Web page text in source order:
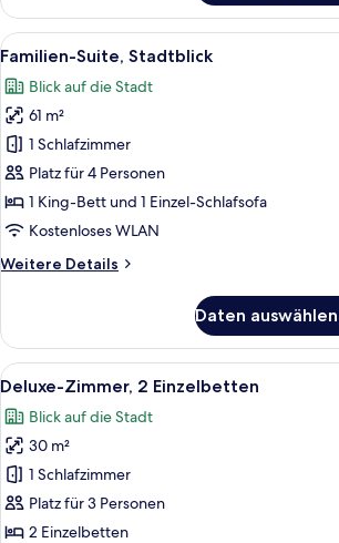
Zimmer,
1 King-
Bett
View)
Alle
Fotos
für
Familien-
Suite,
Stadtblick
anzeigen
Ein
16
Familien-Suite, Stadtblick
Blick auf die Stadt
61 m²
1 Schlafzimmer
Platz für 4 Personen
1 King-Bett und 1 Einzel-Schlafsofa
Kostenloses WLAN
Weitere Details
Weitere
Suite,
Stadtblick
Daten
Alle
Fotos
für
Deluxe-
Zimmer,
2 Einzelbetten
anzeigen
Ein
8
Deluxe-Zimmer, 2 Einzelbetten
Blick auf die Stadt
30 m²
1 Schlafzimmer
Platz für 3 Personen
2 Einzelbetten